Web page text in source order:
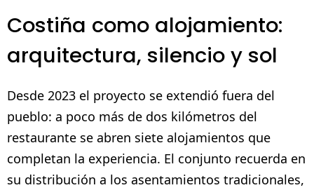
Costiña como alojamiento:
arquitectura, silencio y sol
Desde 2023 el proyecto se extendió fuera del
pueblo: a poco más de dos kilómetros del
restaurante se abren siete alojamientos que
completan la experiencia. El conjunto recuerda en
su distribución a los asentamientos tradicionales,